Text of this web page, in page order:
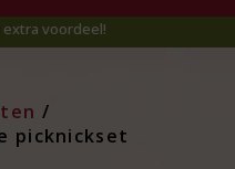
/
picknickset